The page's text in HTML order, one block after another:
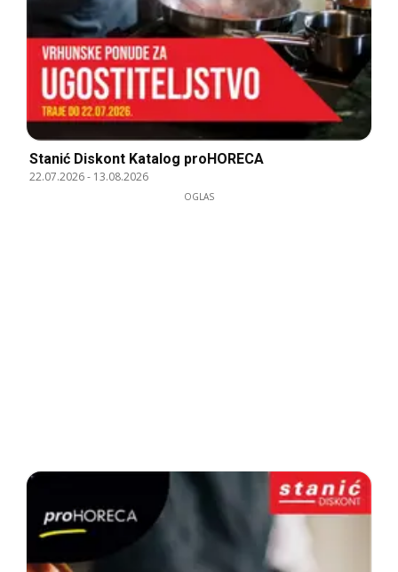
Stanić Diskont Katalog proHORECA
22.07.2026- 13.08.2026
OGLAS